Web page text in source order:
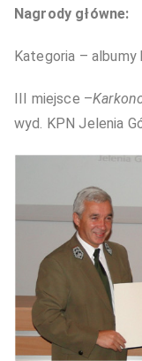
Nagrody główne:
Kategoria – albumy
III miejsce –
wyd. KPN Jelenia